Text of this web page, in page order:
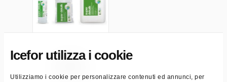
Icefor utilizza i cookie
Utilizziamo i cookie per personalizzare contenuti ed annunci, per
Super
Dekalk